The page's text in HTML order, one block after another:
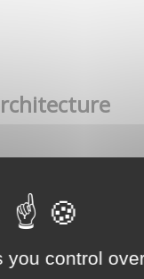
control